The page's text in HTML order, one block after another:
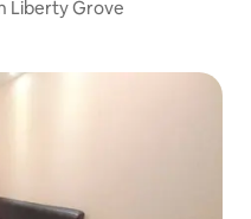
Liberty Grove